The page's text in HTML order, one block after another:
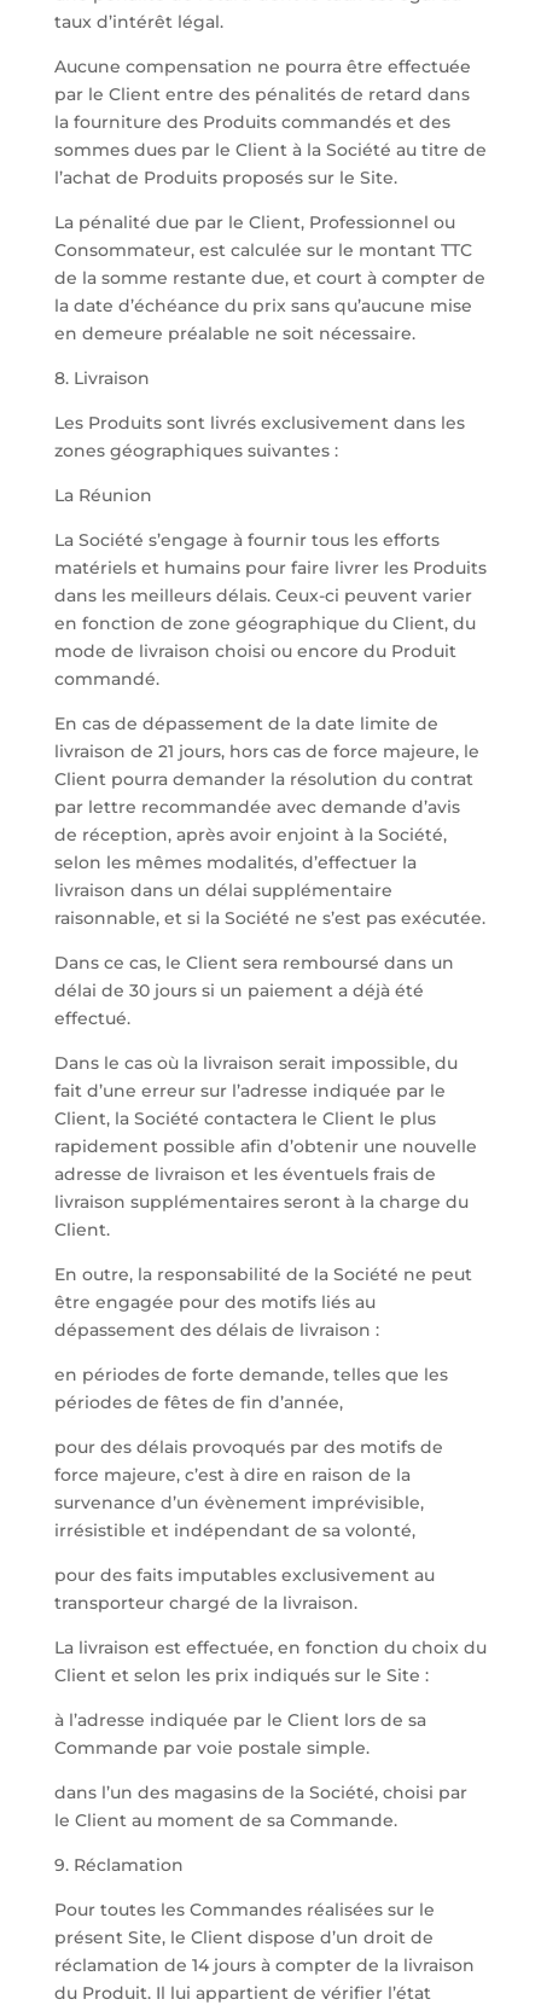
taux d’intérêt légal.
Aucune compensation ne pourra être effectuée
par le Client entre des pénalités de retard dans
la fourniture des Produits commandés et des
sommes dues par le Client à la Société au titre de
l’achat de Produits proposés sur le Site.
La pénalité due par le Client, Professionnel ou
Consommateur, est calculée sur le montant TTC
de la somme restante due, et court à compter de
la date d’échéance du prix sans qu’aucune mise
en demeure préalable ne soit nécessaire.
8. Livraison
Les Produits sont livrés exclusivement dans les
zones géographiques suivantes :
La Réunion
La Société s’engage à fournir tous les efforts
matériels et humains pour faire livrer les Produits
dans les meilleurs délais. Ceux-ci peuvent varier
en fonction de zone géographique du Client, du
mode de livraison choisi ou encore du Produit
commandé.
En cas de dépassement de la date limite de
livraison de 21 jours, hors cas de force majeure, le
Client pourra demander la résolution du contrat
par lettre recommandée avec demande d’avis
de réception, après avoir enjoint à la Société,
selon les mêmes modalités, d’effectuer la
livraison dans un délai supplémentaire
raisonnable, et si la Société ne s’est pas exécutée.
Dans ce cas, le Client sera remboursé dans un
délai de 30 jours si un paiement a déjà été
effectué.
Dans le cas où la livraison serait impossible, du
fait d’une erreur sur l’adresse indiquée par le
Client, la Société contactera le Client le plus
rapidement possible afin d’obtenir une nouvelle
adresse de livraison et les éventuels frais de
livraison supplémentaires seront à la charge du
Client.
En outre, la responsabilité de la Société ne peut
être engagée pour des motifs liés au
dépassement des délais de livraison :
en périodes de forte demande, telles que les
périodes de fêtes de fin d’année,
pour des délais provoqués par des motifs de
force majeure, c’est à dire en raison de la
survenance d’un évènement imprévisible,
irrésistible et indépendant de sa volonté,
pour des faits imputables exclusivement au
transporteur chargé de la livraison.
La livraison est effectuée, en fonction du choix du
Client et selon les prix indiqués sur le Site :
à l’adresse indiquée par le Client lors de sa
Commande par voie postale simple.
dans l’un des magasins de la Société, choisi par
le Client au moment de sa Commande.
9. Réclamation
Pour toutes les Commandes réalisées sur le
présent Site, le Client dispose d’un droit de
réclamation de 14 jours à compter de la livraison
du Produit. Il lui appartient de vérifier l’état